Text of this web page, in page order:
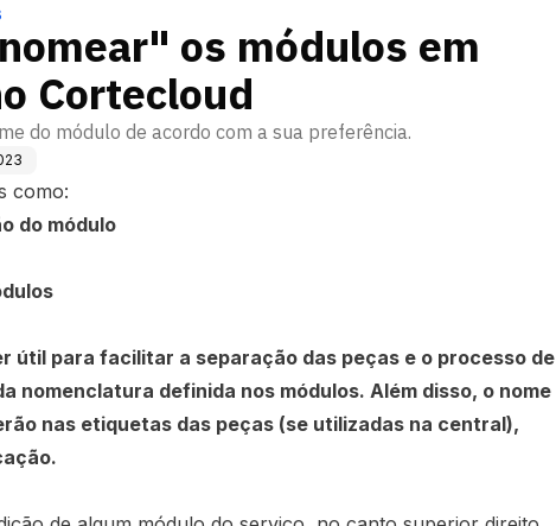
os módulos em
Cortecloud
do módulo de acordo com a sua preferência.
como:
do módulo
útil para facilitar a separação das peças e o processo de
nomenclatura definida nos módulos. Além disso, o nome
nas etiquetas das peças (se utilizadas na central),